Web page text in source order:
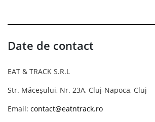
Date de contact
EAT & TRACK S.R.L
Str. Măceșului, Nr. 23A, Cluj-Napoca, Cluj
Email: contact@eatntrack.ro